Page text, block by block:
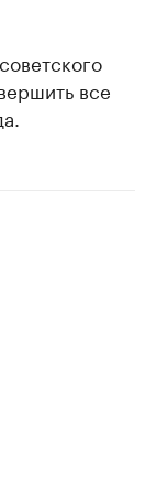
все